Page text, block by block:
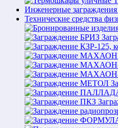
Инженерные
Технические средства